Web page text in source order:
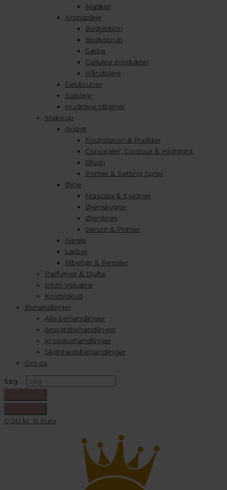
Masker
Kropspleje
Bodylotion
Bodyscrub
Sæbe
Cellulite produkter
Håndpleje
Selvbruner
Solpleje
Hudpleje tilbehør
Makeup
Ansigt
Foundation & Pudder
Concealer, Contour & Highlight
Blush
Primer & Setting Spray
Øjne
Mascara & Eyeliner
Øjenskygge
Øjenbryn
Serum & Primer
Negle
Læber
Tilbehør & Pensler
Parfumer & Dufte
Intim Velvære
Kosttilskud
Behandlinger
Alle behandlinger
Ansigtsbehandlinger
Kropsbehandlinger
Skønhedsbehandlinger
Om os
Søg …
0,00 kr. 0 Kurv